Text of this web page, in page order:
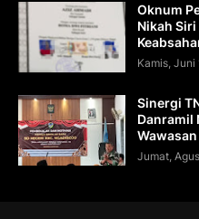
Oknum
Nikah Siri
Kamis, Juni
Sinergi
Danramil
Jumat,